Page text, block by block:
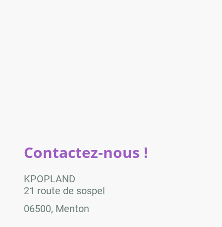
Contactez-nous !
KPOPLAND
21 route de sospel
06500, Menton